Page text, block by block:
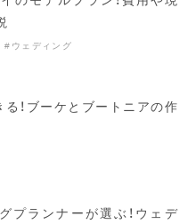
#ウェディング
！ブーケとブートニアの作
プランナーが選ぶ！ウェデ